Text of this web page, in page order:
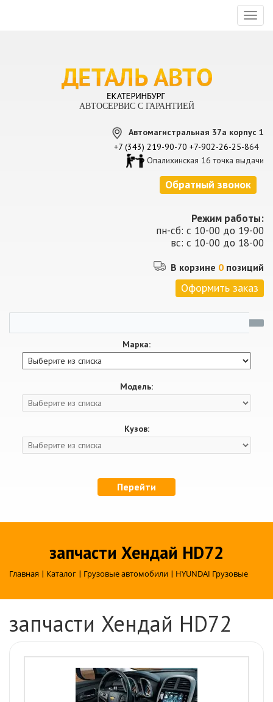
АВТОСЕРВИС С ГАРАНТИЕЙ
Автомагистральная 37а корпус 1
+7 (343) 219-90-70 +7-902-26-25-864
Опалихинская 16 точка выдачи
Обратный звонок
Режим работы:
пн-сб: с 10-00 до 19-00
вс: с 10-00 до 18-00
В корзине 0 позиций
Оформить заказ
Марка:
Модель:
Кузов:
Перейти
запчасти Хендай HD72
Главная | Каталог | Грузовые автомобили | HYUNDAI Грузовые
запчасти Хендай HD72